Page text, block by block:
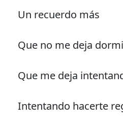
Un recuerdo más
Que no me deja
Que me deja
Intentando hacerte